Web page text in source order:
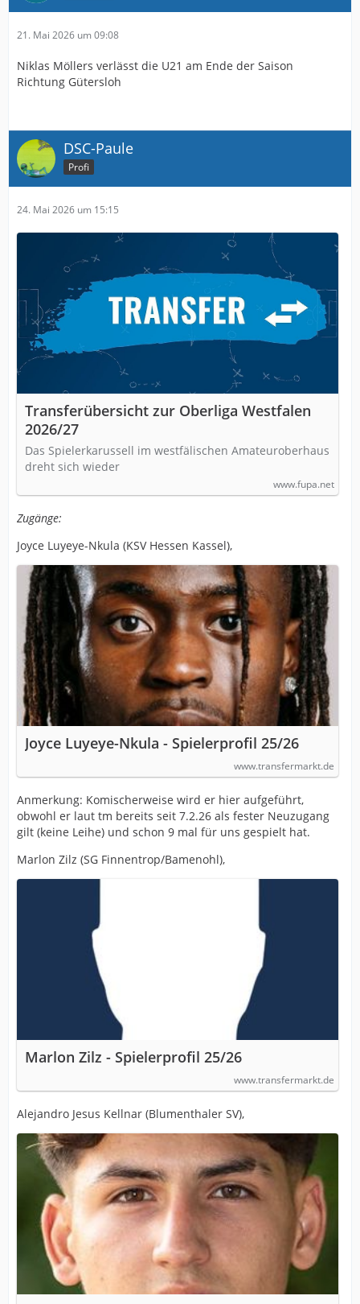
21. Mai 2026 um 09:08
Niklas Möllers verlässt die U21 am Ende der Saison
Richtung Gütersloh
DSC-Paule
Profi
24. Mai 2026 um 15:15
Transferübersicht zur Oberliga Westfalen
2026/27
Das Spielerkarussell im westfälischen Amateuroberhaus
dreht sich wieder
www.fupa.net
Zugänge:
Joyce Luyeye-Nkula (KSV Hessen Kassel),
Joyce Luyeye-Nkula - Spielerprofil 25/26
www.transfermarkt.de
Anmerkung: Komischerweise wird er hier aufgeführt,
obwohl er laut tm bereits seit 7.2.26 als fester Neuzugang
gilt (keine Leihe) und schon 9 mal für uns gespielt hat.
Marlon Zilz (SG Finnentrop/Bamenohl),
Marlon Zilz - Spielerprofil 25/26
www.transfermarkt.de
Alejandro Jesus Kellnar (Blumenthaler SV),